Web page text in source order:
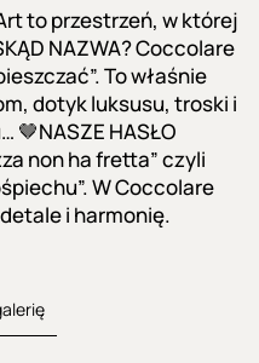
to przestrzeń, w której
NAZWA? Coccolare
To właśnie
dotyk luksusu, troski i
🤎NASZE HASŁO
non ha fretta” czyli
W Coccolare
i harmonię.